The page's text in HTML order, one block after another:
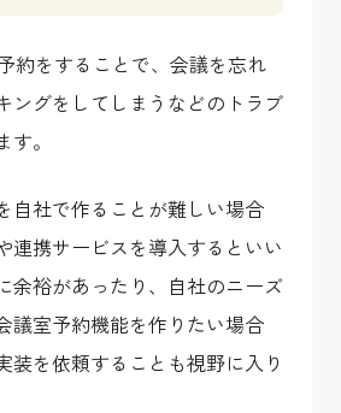
約をすることで、会議を忘れ
ングをしてしまうなどのトラブ
。
自社で作ることが難しい場合
連携サービスを導入するといい
余裕があったり、自社のニーズ
議室予約機能を作りたい場合
装を依頼することも視野に入り